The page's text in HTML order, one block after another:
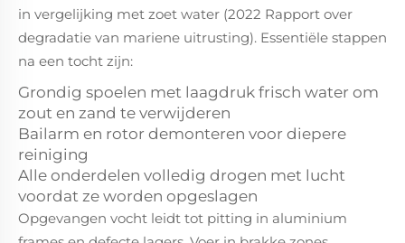
in vergelijking met zoet water (2022 Rapport over
degradatie van mariene uitrusting). Essentiële stappen
na een tocht zijn:
Grondig spoelen met laagdruk frisch water om
zout en zand te verwijderen
Bailarm en rotor demonteren voor diepere
reiniging
Alle onderdelen volledig drogen met lucht
voordat ze worden opgeslagen
Opgevangen vocht leidt tot pitting in aluminium